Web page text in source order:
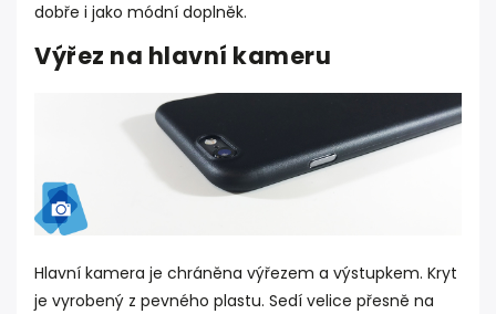
dobře i jako módní doplněk.
Výřez na hlavní kameru
Hlavní kamera je chráněna výřezem a výstupkem. Kryt
je vyrobený z pevného plastu. Sedí velice přesně na